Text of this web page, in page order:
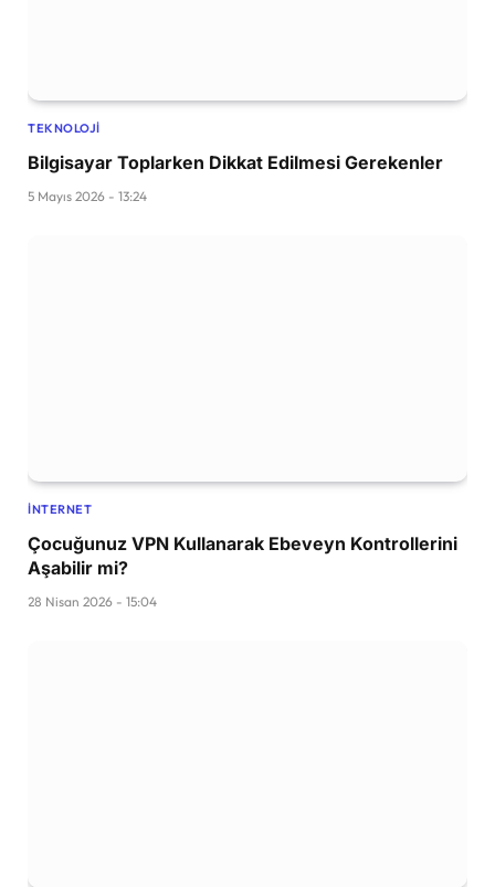
TEKNOLOJI
Bilgisayar Toplarken Dikkat Edilmesi Gerekenler
5 Mayıs 2026 - 13:24
İNTERNET
Çocuğunuz VPN Kullanarak Ebeveyn Kontrollerini
Aşabilir mi?
28 Nisan 2026 - 15:04